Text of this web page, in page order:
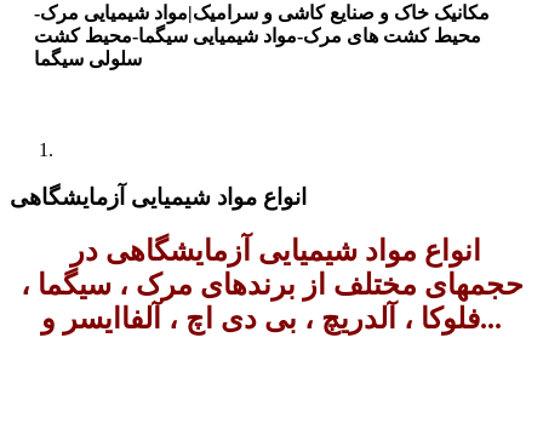
مکانیک خاک و صنایع کاشی و سرامیک|مواد شیمیایی مرک-
محیط کشت های مرک-مواد شیمیایی سیگما-محیط کشت
سلولی سیگما
انواع مواد شیمیایی آزمایشگاهی
انواع مواد شیمیایی آزمایشگاهی در
حجمهای مختلف از برندهای مرک ، سیگما ،
فلوکا ، آلدریچ ، بی دی اچ ، آلفاایسر و...